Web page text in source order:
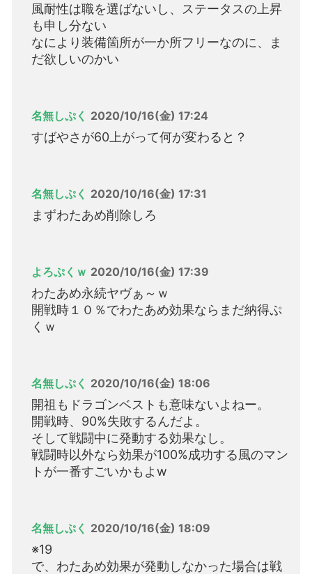
風耐性は職を選ばないし、ステータスの上昇
も申し分ない
なにより装備箇所が一か所フリーなのに、ま
だ欲しいのかい
名無しぷく 2020/10/16(金) 17:24
すばやさが60上がって何が変わると？
名無しぷく 2020/10/16(金) 17:31
まずわたあめ削除しろ
よろぷくｗ 2020/10/16(金) 17:39
わたあめ永続ヤヴぁ～ｗ
開戦時１０％でわたあめ効果ならまだ納得ぷ
くｗ
名無しぷく 2020/10/16(金) 18:06
開祖もドラゴンベストも意味ないよねー。
開戦時、90%失敗するんだよ。
そして戦闘中に発動する効果なし。
戦闘時以外なら効果が100%成功する風のマン
トが一番すごいかもよw
名無しぷく 2020/10/16(金) 18:09
※19
で、わたあめ効果が発動しなかった場合は戦